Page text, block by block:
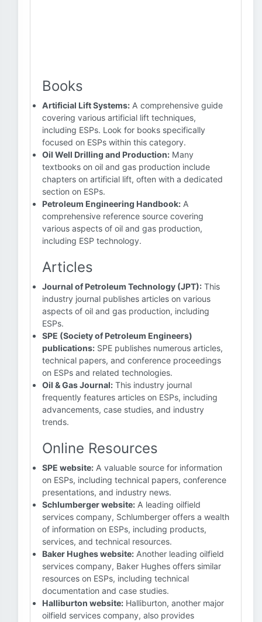
Books
Artificial Lift Systems: A comprehensive guide
covering various artificial lift techniques,
including ESPs. Look for books specifically
focused on ESPs within this category.
Oil Well Drilling and Production: Many
textbooks on oil and gas production include
chapters on artificial lift, often with a dedicated
section on ESPs.
Petroleum Engineering Handbook: A
comprehensive reference source covering
various aspects of oil and gas production,
including ESP technology.
Articles
Journal of Petroleum Technology (JPT): This
industry journal publishes articles on various
aspects of oil and gas production, including
ESPs.
SPE (Society of Petroleum Engineers)
publications: SPE publishes numerous articles,
technical papers, and conference proceedings
on ESPs and related technologies.
Oil & Gas Journal: This industry journal
frequently features articles on ESPs, including
advancements, case studies, and industry
trends.
Online Resources
SPE website: A valuable source for information
on ESPs, including technical papers, conference
presentations, and industry news.
Schlumberger website: A leading oilfield
services company, Schlumberger offers a wealth
of information on ESPs, including products,
services, and technical resources.
Baker Hughes website: Another leading oilfield
services company, Baker Hughes offers similar
resources on ESPs, including technical
documentation and case studies.
Halliburton website: Halliburton, another major
oilfield services company, also provides